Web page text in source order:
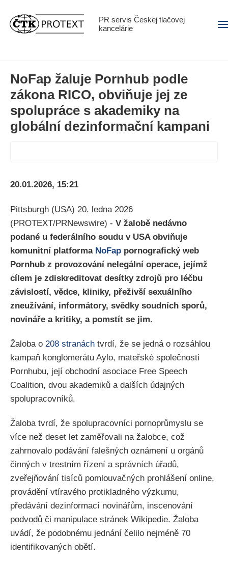
PR servis Českej tlačovej
kancelárie
NoFap žaluje Pornhub podle
zákona RICO, obviňuje jej ze
spolupráce s akademiky na
globální dezinformační kampani
20.01.2026, 15:21
Pittsburgh (USA) 20. ledna 2026
(PROTEXT/PRNewswire) - V žalobě nedávno
podané u federálního soudu v USA obviňuje
komunitní platforma NoFap pornografický web
Pornhub z provozování nelegální operace, jejímž
cílem je zdiskreditovat desítky zdrojů pro léčbu
závislostí, vědce, kliniky, přeživší sexuálního
zneužívání, informátory, svědky soudních sporů,
novináře a kritiky, a pomstít se jim.
Žaloba o 208 stranách tvrdí, že se jedná o rozsáhlou
kampaň konglomerátu Aylo, mateřské společnosti
Pornhubu, její obchodní asociace Free Speech
Coalition, dvou akademiků a dalších údajných
spolupracovníků.
Žaloba tvrdí, že spolupracovníci pornoprůmyslu se
více než deset let zaměřovali na žalobce, což
zahrnovalo podávání falešných oznámení u orgánů
činných v trestním řízení a správních úřadů,
zveřejňování tisíců pomlouvačných prohlášení online,
provádění vtíravého protikladného výzkumu,
předávání dezinformací novinářům, inscenování
podvodů či manipulace stránek Wikipedie. Žaloba
uvádí, že podobnému jednání čelilo nejméně 70
identifikovaných obětí.